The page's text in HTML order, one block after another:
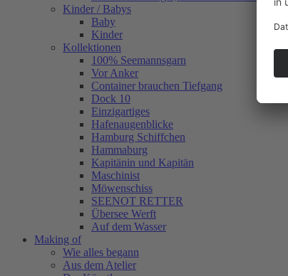
Kinder / Babys
Baby
Kinder
Kollektionen
100% Seemannsgarn
Vor Anker
Container brauchen Tiefgang
Dock 10
Einzigartiges
Hafenaugen­blicke
Hamburg Schiffchen
Hammaburg
Kapitänin und Kapitän
Maschinist
Möwenschiss
SEENOT RETTER
Übersee Werft
Auf dem Wasser
Making of
Wie alles begann
Aus dem Atelier